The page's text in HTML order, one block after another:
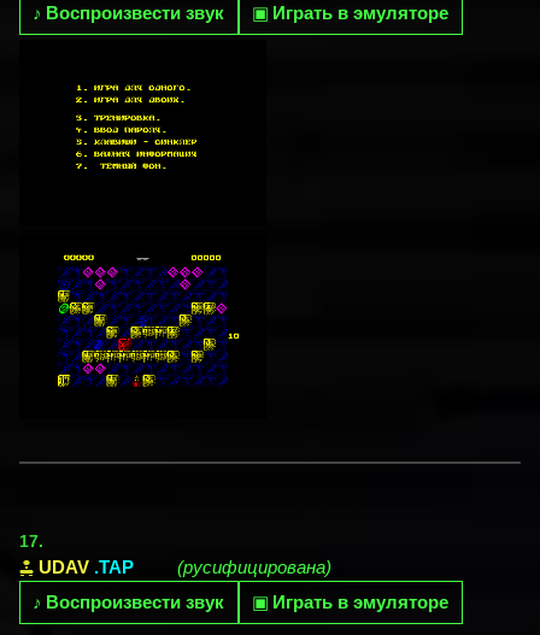
♪ Воспроизвести звук ▣ Играть в эмуляторе
17.
UDAV .TAP
(русифицирована)
♪ Воспроизвести звук ▣ Играть в эмуляторе